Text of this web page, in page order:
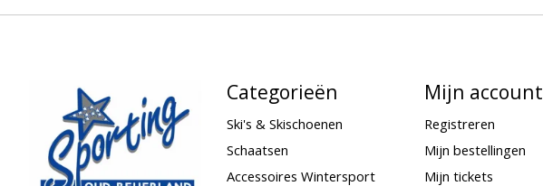
Categorieën
Ski's & Skischoenen
Schaatsen
Accessoires Wintersport
Mijn account
Registreren
Mijn bestellingen
Mijn tickets